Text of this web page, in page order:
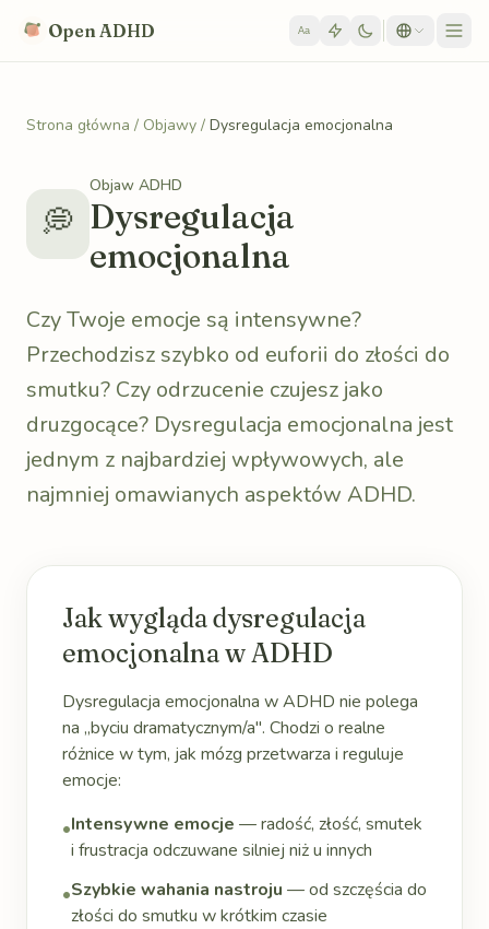
Open ADHD Aa
Strona główna / Objawy / Dysregulacja emocjonalna
💭
Objaw ADHD
Dysregulacja
emocjonalna
Czy Twoje emocje są intensywne?
Przechodzisz szybko od euforii do złości do
smutku? Czy odrzucenie czujesz jako
druzgocące? Dysregulacja emocjonalna jest
jednym z najbardziej wpływowych, ale
najmniej omawianych aspektów ADHD.
Jak wygląda dysregulacja
emocjonalna w ADHD
Dysregulacja emocjonalna w ADHD nie polega
na „byciu dramatycznym/a". Chodzi o realne
różnice w tym, jak mózg przetwarza i reguluje
emocje:
•Intensywne emocje — radość, złość, smutek
i frustracja odczuwane silniej niż u innych
•Szybkie wahania nastroju — od szczęścia do
złości do smutku w krótkim czasie